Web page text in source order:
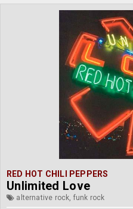
RED HOT CHILI PEPPERS
Unlimited Love
alternative rock, funk rock